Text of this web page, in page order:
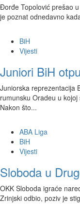
Đorđe Topolović prešao
je poznat odnedavno
BiH
Vijesti
Juniori BiH
Juniorska reprezentacija
rumunsku Oradeu u
Nakon što...
ABA Liga
BiH
Vijesti
Sloboda u
OKK Sloboda igraće
Zrinjski odbio, poziv je